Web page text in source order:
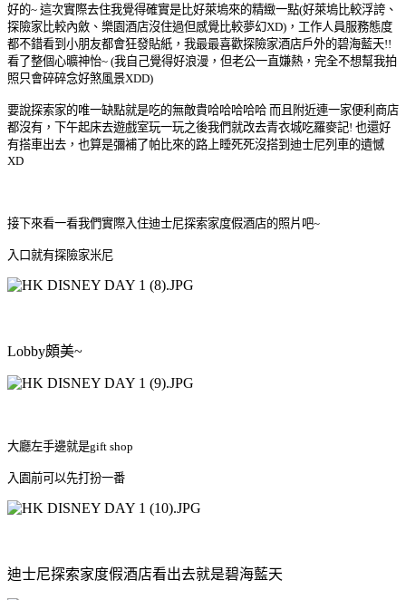
好的~ 這次實際去住我覺得確實是比好萊塢來的精緻一點(好萊塢比較浮誇、
探險家比較內斂、樂園酒店沒住過但感覺比較夢幻XD)，工作人員服務態度
都不錯看到小朋友都會狂發貼紙，我最最喜歡探險家酒店戶外的碧海藍天!!
看了整個心曠神怡~ (我自己覺得好浪漫，但老公一直嫌熱，完全不想幫我拍
照只會碎碎念好煞風景XDD)
要說探索家的唯一缺點就是吃的無敵貴哈哈哈哈哈 而且附近連一家便利商店
都沒有，下午起床去遊戲室玩一玩之後我們就改去青衣城吃羅麥記! 也還好
有搭車出去，也算是彌補了帕比來的路上睡死死沒搭到迪士尼列車的遺憾
XD
接下來看一看我們實際入住迪士尼探索家度假酒店的照片吧~
入口就有探險家米尼
Lobby頗美~
大廳左手邊就是gift shop
入園前可以先打扮一番
迪士尼探索家度假酒店看出去就是碧海藍天